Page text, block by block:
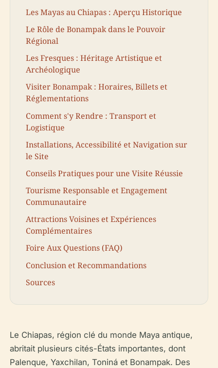
Les Mayas au Chiapas : Aperçu Historique
Le Rôle de Bonampak dans le Pouvoir
Régional
Les Fresques : Héritage Artistique et
Archéologique
Visiter Bonampak : Horaires, Billets et
Réglementations
Comment s'y Rendre : Transport et
Logistique
Installations, Accessibilité et Navigation sur
le Site
Conseils Pratiques pour une Visite Réussie
Tourisme Responsable et Engagement
Communautaire
Attractions Voisines et Expériences
Complémentaires
Foire Aux Questions (FAQ)
Conclusion et Recommandations
Sources
Le Chiapas, région clé du monde Maya antique,
abritait plusieurs cités-États importantes, dont
Palenque, Yaxchilan, Toniná et Bonampak. Des